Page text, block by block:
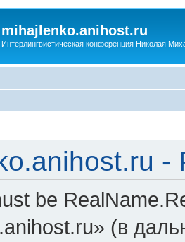
mihajlenko.anihost.ru
Интерлингвистическая конференция Николая
-
be
(в